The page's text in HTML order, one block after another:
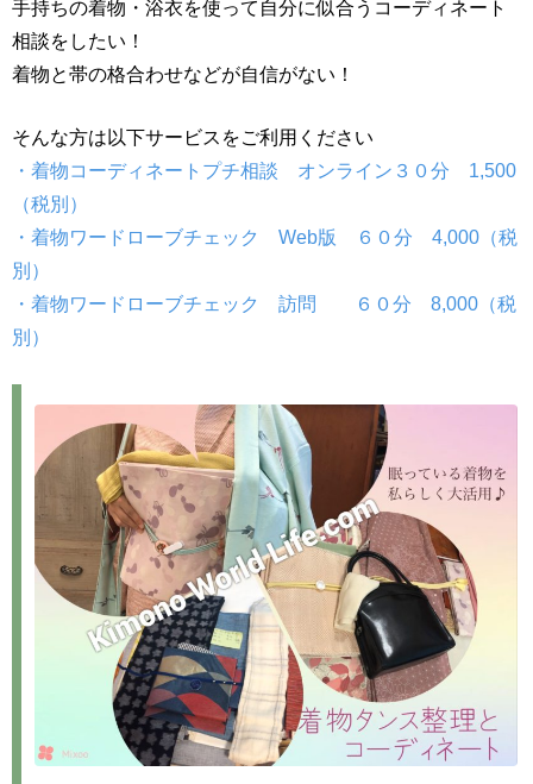
手持ちの着物・浴衣を使って自分に似合うコーディネート
相談をしたい！
着物と帯の格合わせなどが自信がない！
そんな方は以下サービスをご利用ください
・着物コーディネートプチ相談 オンライン３０分 1,500
（税別）
・着物ワードローブチェック Web版 ６０分 4,000（税
別）
・着物ワードローブチェック 訪問 ６０分 8,000（税
別）